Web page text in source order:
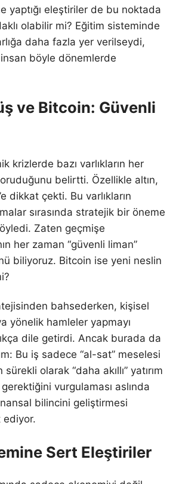
yaptığı eleştiriler de bu noktada
olabilir mi? Eğitim sisteminde
daha fazla yer verilseydi,
böyle dönemlerde
ve Bitcoin: Güvenli
krizlerde bazı varlıkların her
belirtti. Özellikle altın,
dikkat çekti. Bu varlıkların
sırasında stratejik bir öneme
Zaten geçmişe
her zaman “güvenli liman”
biliyoruz. Bitcoin ise yeni neslin
bahsederken, kişisel
yönelik hamleler yapmayı
dile getirdi. Ancak burada da
Bu iş sadece “al-sat” meselesi
olarak “daha akıllı” yatırım
gerektiğini vurgulaması aslında
bilincini geliştirmesi
ediyor.
Sert Eleştiriler